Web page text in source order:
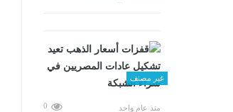
غير مصنف
منذ عام واحد 0